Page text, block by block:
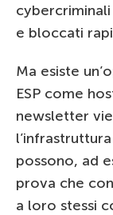
e bloccati
Ma esiste
ESP come
newsletter
possono, ad
prova che
a loro stessi